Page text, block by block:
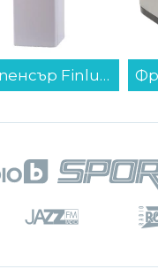
Фритюрник Crown CDF-25L16SP...